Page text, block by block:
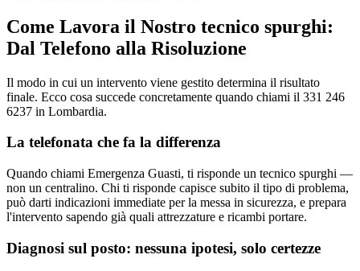
Come Lavora il Nostro tecnico spurghi:
Dal Telefono alla Risoluzione
Il modo in cui un intervento viene gestito determina il risultato
finale. Ecco cosa succede concretamente quando chiami il 331 246
6237 in Lombardia.
La telefonata che fa la differenza
Quando chiami Emergenza Guasti, ti risponde un tecnico spurghi —
non un centralino. Chi ti risponde capisce subito il tipo di problema,
può darti indicazioni immediate per la messa in sicurezza, e prepara
l'intervento sapendo già quali attrezzature e ricambi portare.
Diagnosi sul posto: nessuna ipotesi, solo certezze